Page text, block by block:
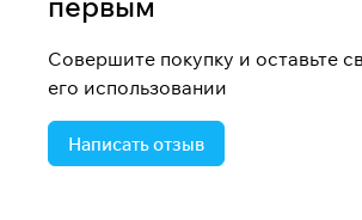
Совершите покупку и оставьте
его использовании
Написать отзыв